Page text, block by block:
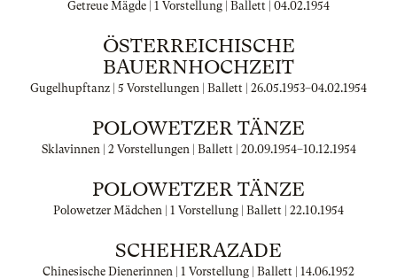
Getreue Mägde | 1 Vorstellung | Ballett | 04.02.1954
ÖSTERREICHISCHE
BAUERNHOCHZEIT
Gugelhupftanz | 5 Vorstellungen | Ballett | 26.05.1953–04.02.1954
POLOWETZER TÄNZE
Sklavinnen | 2 Vorstellungen | Ballett | 20.09.1954–10.12.1954
POLOWETZER TÄNZE
Polowetzer Mädchen | 1 Vorstellung | Ballett | 22.10.1954
SCHEHERAZADE
Chinesische Dienerinnen | 1 Vorstellung | Ballett | 14.06.1952